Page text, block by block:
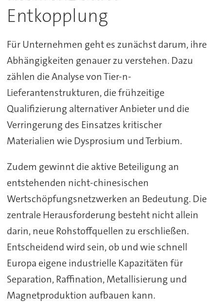
Entkopplung
Für Unternehmen geht es zunächst darum, ihre
Abhängigkeiten genauer zu verstehen. Dazu
zählen die Analyse von Tier-n-
Lieferantenstrukturen, die frühzeitige
Qualifizierung alternativer Anbieter und die
Verringerung des Einsatzes kritischer
Materialien wie Dysprosium und Terbium.
Zudem gewinnt die aktive Beteiligung an
entstehenden nicht-chinesischen
Wertschöpfungsnetzwerken an Bedeutung. Die
zentrale Herausforderung besteht nicht allein
darin, neue Rohstoffquellen zu erschließen.
Entscheidend wird sein, ob und wie schnell
Europa eigene industrielle Kapazitäten für
Separation, Raffination, Metallisierung und
Magnetproduktion aufbauen kann.